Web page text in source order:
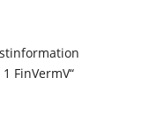
FinVermV“